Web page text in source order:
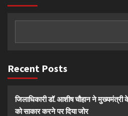
Recent Posts
जिलाधिकारी डॉ. आशीष चौहान ने
को साकार करने पर दिया जोर